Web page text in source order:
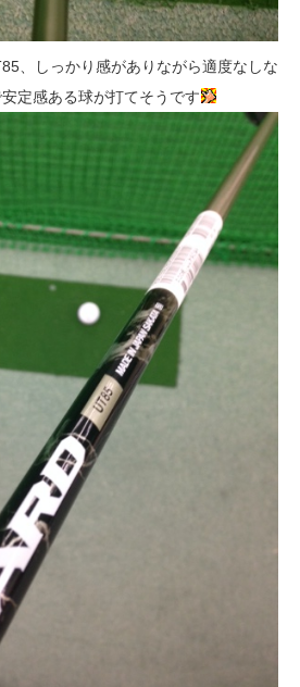
、しっかり感がありながら適度なしな
定感ある球が打てそうです